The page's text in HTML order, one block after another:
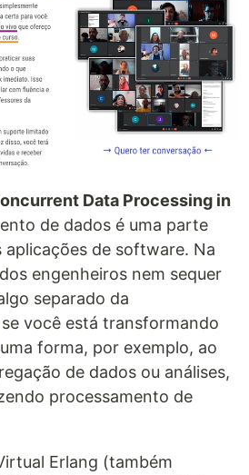
Data Processing in
de dados é uma parte
aplicações de software. Na
engenheiros nem sequer
separado da
você está transformando
forma, por exemplo, ao
de dados ou análises,
processamento de
Erlang (também